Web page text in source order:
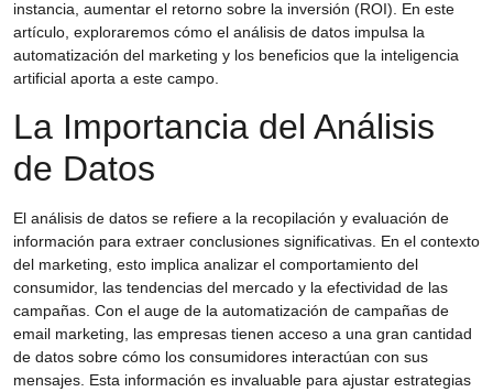
instancia, aumentar el retorno sobre la inversión (ROI). En este
artículo, exploraremos cómo el análisis de datos impulsa la
automatización del marketing y los beneficios que la inteligencia
artificial aporta a este campo.
La Importancia del Análisis
de Datos
El análisis de datos se refiere a la recopilación y evaluación de
información para extraer conclusiones significativas. En el contexto
del marketing, esto implica analizar el comportamiento del
consumidor, las tendencias del mercado y la efectividad de las
campañas. Con el auge de la automatización de campañas de
email marketing, las empresas tienen acceso a una gran cantidad
de datos sobre cómo los consumidores interactúan con sus
mensajes. Esta información es invaluable para ajustar estrategias